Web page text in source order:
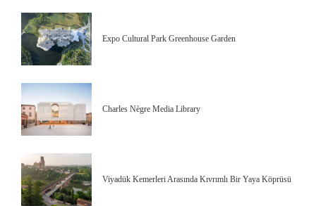
Expo Cultural Park Greenhouse Garden
Charles Nègre Media Library
Viyadük Kemerleri Arasında Kıvrımlı Bir Yaya Köprüsü